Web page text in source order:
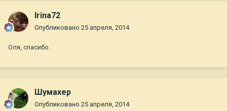
Irina72
Опубликовано 25 апреля, 2014
Оля, спасибо.
Шумахер
Опубликовано 25 апреля, 2014